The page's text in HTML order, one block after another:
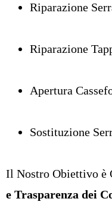
Riparazione
Riparazione
Apertura
Sostituzione
Il Nostro Obiettivo è
e Trasparenza dei